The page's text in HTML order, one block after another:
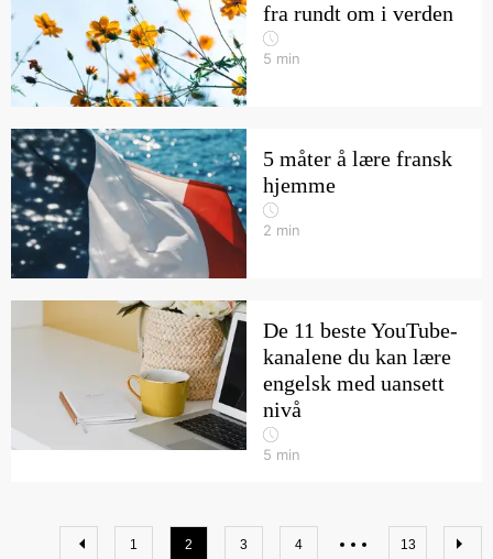
fra rundt om i verden
5 min
5 måter å lære fransk
hjemme
2 min
De 11 beste YouTube-
kanalene du kan lære
engelsk med uansett
nivå
5 min
1 2 3 4 13